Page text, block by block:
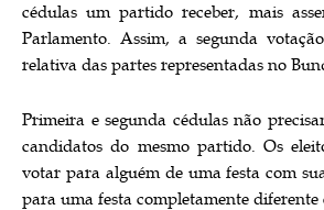
cédulas um partido receber, mais
Parlamento. Assim, a segunda
relativa das partes representadas no
Primeira e segunda cédulas não
candidatos do mesmo partido. Os
votar para alguém de uma festa com
para uma festa completamente diferente